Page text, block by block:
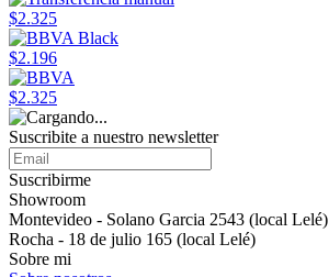
$2.325
$2.196
$2.325
Suscribite a nuestro newsletter
Suscribirme
Showroom
Montevideo - Solano Garcia 2543 (local Lelé)
Rocha - 18 de julio 165 (local Lelé)
Sobre mi